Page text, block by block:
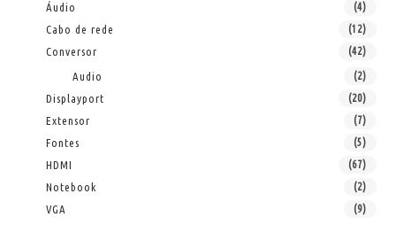
Áudio (4)
Cabo de rede (12)
Conversor (42)
Audio (2)
Displayport (20)
Extensor (7)
Fontes (5)
HDMI (67)
Notebook (2)
VGA (9)